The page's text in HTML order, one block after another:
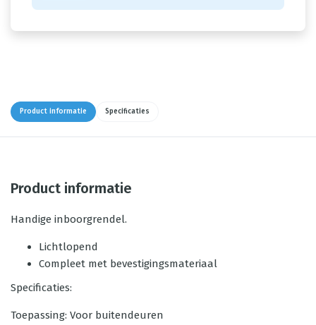
Product informatie Specificaties
Product informatie
Handige inboorgrendel.
Lichtlopend
Compleet met bevestigingsmateriaal
Specificaties:
Toepassing: Voor buitendeuren